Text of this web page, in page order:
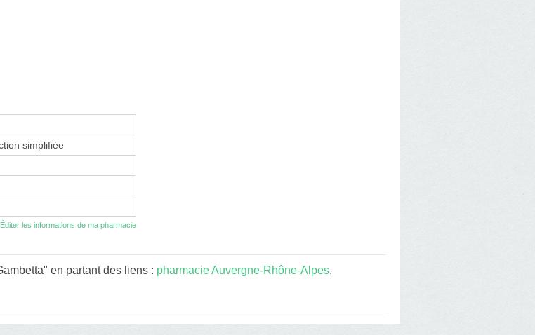
simplifiée
Éditer les informations de ma pharmacie
en partant des liens : pharmacie Auvergne-Rhône-Alpes,